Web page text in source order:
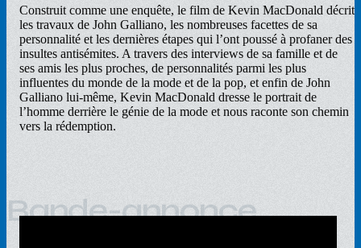
Construit comme une enquête, le film de Kevin MacDonald décrit
les travaux de John Galliano, les nombreuses facettes de sa
personnalité et les dernières étapes qui l’ont poussé à profaner des
insultes antisémites. A travers des interviews de sa famille et de
ses amis les plus proches, de personnalités parmi les plus
influentes du monde de la mode et de la pop, et enfin de John
Galliano lui-même, Kevin MacDonald dresse le portrait de
l’homme derrière le génie de la mode et nous raconte son chemin
vers la rédemption.
Bande-annonce